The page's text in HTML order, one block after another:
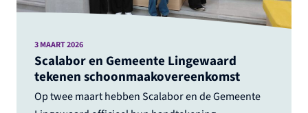
Scalabor en Gemeente Lingewaard
tekenen schoonmaakovereenkomst
Op twee maart hebben Scalabor en de Gemeente
3 MAART 2026